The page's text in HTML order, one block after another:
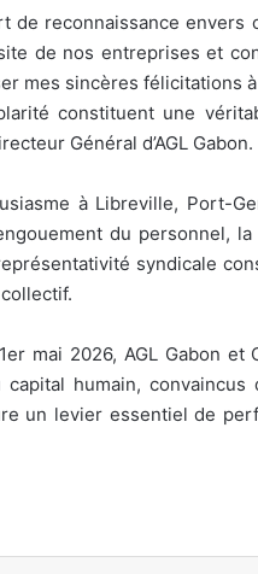
de reconnaissance
de nos entreprises et
mes sincères félicitations
constituent une
Général d’AGL Gabon.
à Libreville, Port-
du personnel,
syndicale
mai 2026, AGL Gabon et
humain,
un levier essentiel de